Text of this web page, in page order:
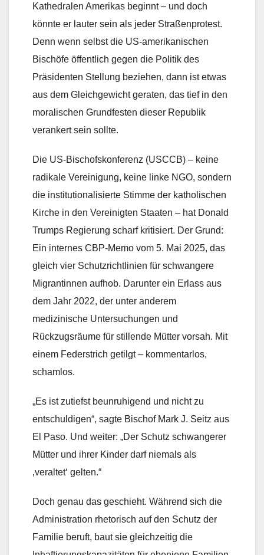
Kathedralen Amerikas beginnt – und doch
könnte er lauter sein als jeder Straßenprotest.
Denn wenn selbst die US-amerikanischen
Bischöfe öffentlich gegen die Politik des
Präsidenten Stellung beziehen, dann ist etwas
aus dem Gleichgewicht geraten, das tief in den
moralischen Grundfesten dieser Republik
verankert sein sollte.
Die US-Bischofskonferenz (USCCB) – keine
radikale Vereinigung, keine linke NGO, sondern
die institutionalisierte Stimme der katholischen
Kirche in den Vereinigten Staaten – hat Donald
Trumps Regierung scharf kritisiert. Der Grund:
Ein internes CBP-Memo vom 5. Mai 2025, das
gleich vier Schutzrichtlinien für schwangere
Migrantinnen aufhob. Darunter ein Erlass aus
dem Jahr 2022, der unter anderem
medizinische Untersuchungen und
Rückzugsräume für stillende Mütter vorsah. Mit
einem Federstrich getilgt – kommentarlos,
schamlos.
„Es ist zutiefst beunruhigend und nicht zu
entschuldigen“, sagte Bischof Mark J. Seitz aus
El Paso. Und weiter: „Der Schutz schwangerer
Mütter und ihrer Kinder darf niemals als
‚veraltet‘ gelten.“
Doch genau das geschieht. Während sich die
Administration rhetorisch auf den Schutz der
Familie beruft, baut sie gleichzeitig die